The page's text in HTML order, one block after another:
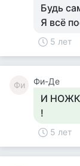
Будь
Я всё
5 лет
Фи Фи-Де
И
!
5 лет